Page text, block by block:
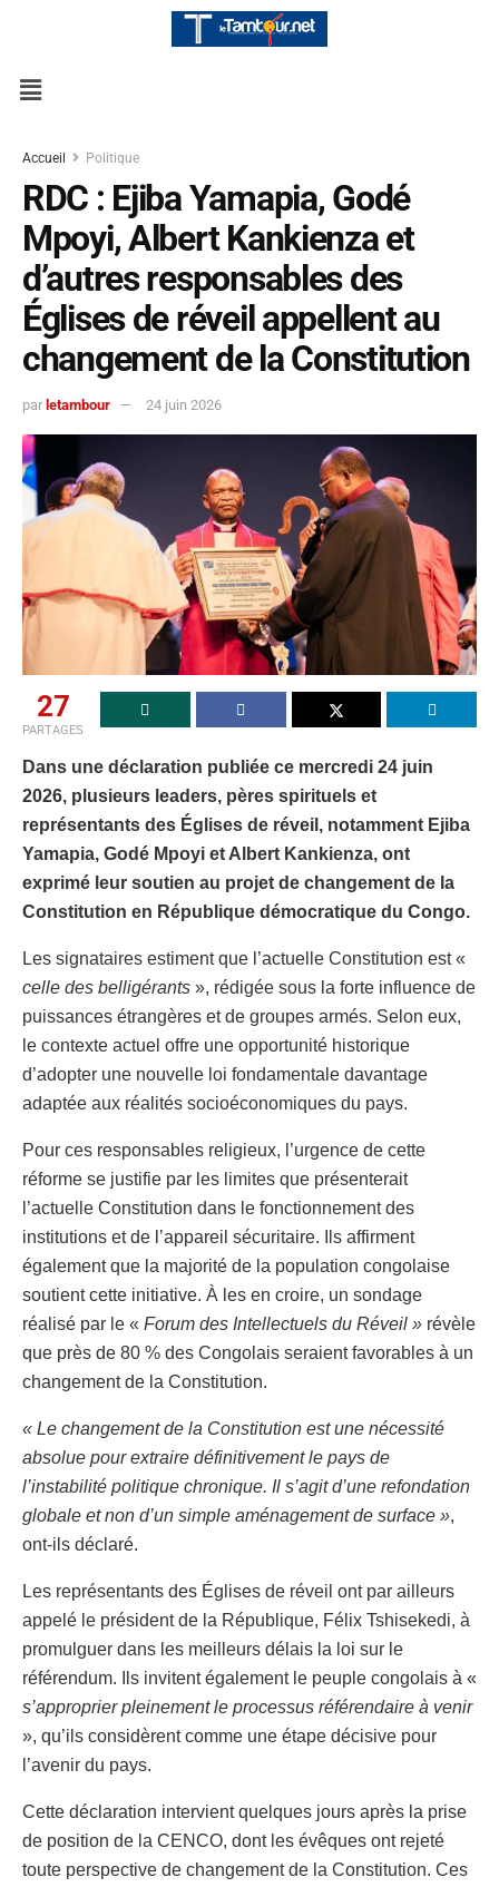
Accueil Politique
RDC : Ejiba Yamapia, Godé
Mpoyi, Albert Kankienza et
d’autres responsables des
Églises de réveil appellent au
changement de la Constitution
par letambour 24 juin 2026
27
PARTAGES
Dans une déclaration publiée ce mercredi 24 juin
2026, plusieurs leaders, pères spirituels et
représentants des Églises de réveil, notamment Ejiba
Yamapia, Godé Mpoyi et Albert Kankienza, ont
exprimé leur soutien au projet de changement de la
Constitution en République démocratique du Congo.
Les signataires estiment que l’actuelle Constitution est «
celle des belligérants », rédigée sous la forte influence de
puissances étrangères et de groupes armés. Selon eux,
le contexte actuel offre une opportunité historique
d’adopter une nouvelle loi fondamentale davantage
adaptée aux réalités socioéconomiques du pays.
Pour ces responsables religieux, l’urgence de cette
réforme se justifie par les limites que présenterait
l’actuelle Constitution dans le fonctionnement des
institutions et de l’appareil sécuritaire. Ils affirment
également que la majorité de la population congolaise
soutient cette initiative. À les en croire, un sondage
réalisé par le « Forum des Intellectuels du Réveil » révèle
que près de 80 % des Congolais seraient favorables à un
changement de la Constitution.
« Le changement de la Constitution est une nécessité
absolue pour extraire définitivement le pays de
l’instabilité politique chronique. Il s’agit d’une refondation
globale et non d’un simple aménagement de surface »,
ont-ils déclaré.
Les représentants des Églises de réveil ont par ailleurs
appelé le président de la République, Félix Tshisekedi, à
promulguer dans les meilleurs délais la loi sur le
référendum. Ils invitent également le peuple congolais à «
s’approprier pleinement le processus référendaire à venir
», qu’ils considèrent comme une étape décisive pour
l’avenir du pays.
Cette déclaration intervient quelques jours après la prise
de position de la CENCO, dont les évêques ont rejeté
toute perspective de changement de la Constitution. Ces